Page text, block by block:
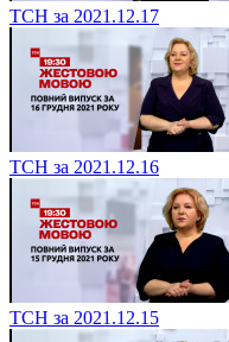
ТСН за 2021.12.17
ТСН за 2021.12.16
ТСН за 2021.12.15